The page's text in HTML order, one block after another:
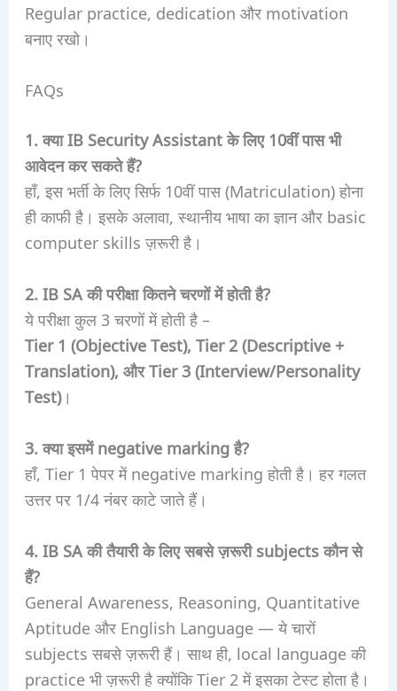
Regular practice, dedication और motivation
बनाए रखो।
FAQs
1. क्या IB Security Assistant के लिए 10वीं पास भी
आवेदन कर सकते हैं?
हाँ, इस भर्ती के लिए सिर्फ 10वीं पास (Matriculation) होना
ही काफी है। इसके अलावा, स्थानीय भाषा का ज्ञान और basic
computer skills ज़रूरी है।
2. IB SA की परीक्षा कितने चरणों में होती है?
ये परीक्षा कुल 3 चरणों में होती है –
Tier 1 (Objective Test), Tier 2 (Descriptive +
Translation), और Tier 3 (Interview/Personality
Test)।
3. क्या इसमें negative marking है?
हाँ, Tier 1 पेपर में negative marking होती है। हर गलत
उत्तर पर 1/4 नंबर काटे जाते हैं।
4. IB SA की तैयारी के लिए सबसे ज़रूरी subjects कौन से
हैं?
General Awareness, Reasoning, Quantitative
Aptitude और English Language — ये चारों
subjects सबसे ज़रूरी हैं। साथ ही, local language की
practice भी ज़रूरी है क्योंकि Tier 2 में इसका टेस्ट होता है।